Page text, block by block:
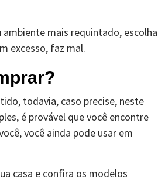
mais requintado, escolha
excesso, faz mal.
todavia, caso precise, neste
é provável que você encontre
você ainda pode usar em
casa e confira os modelos